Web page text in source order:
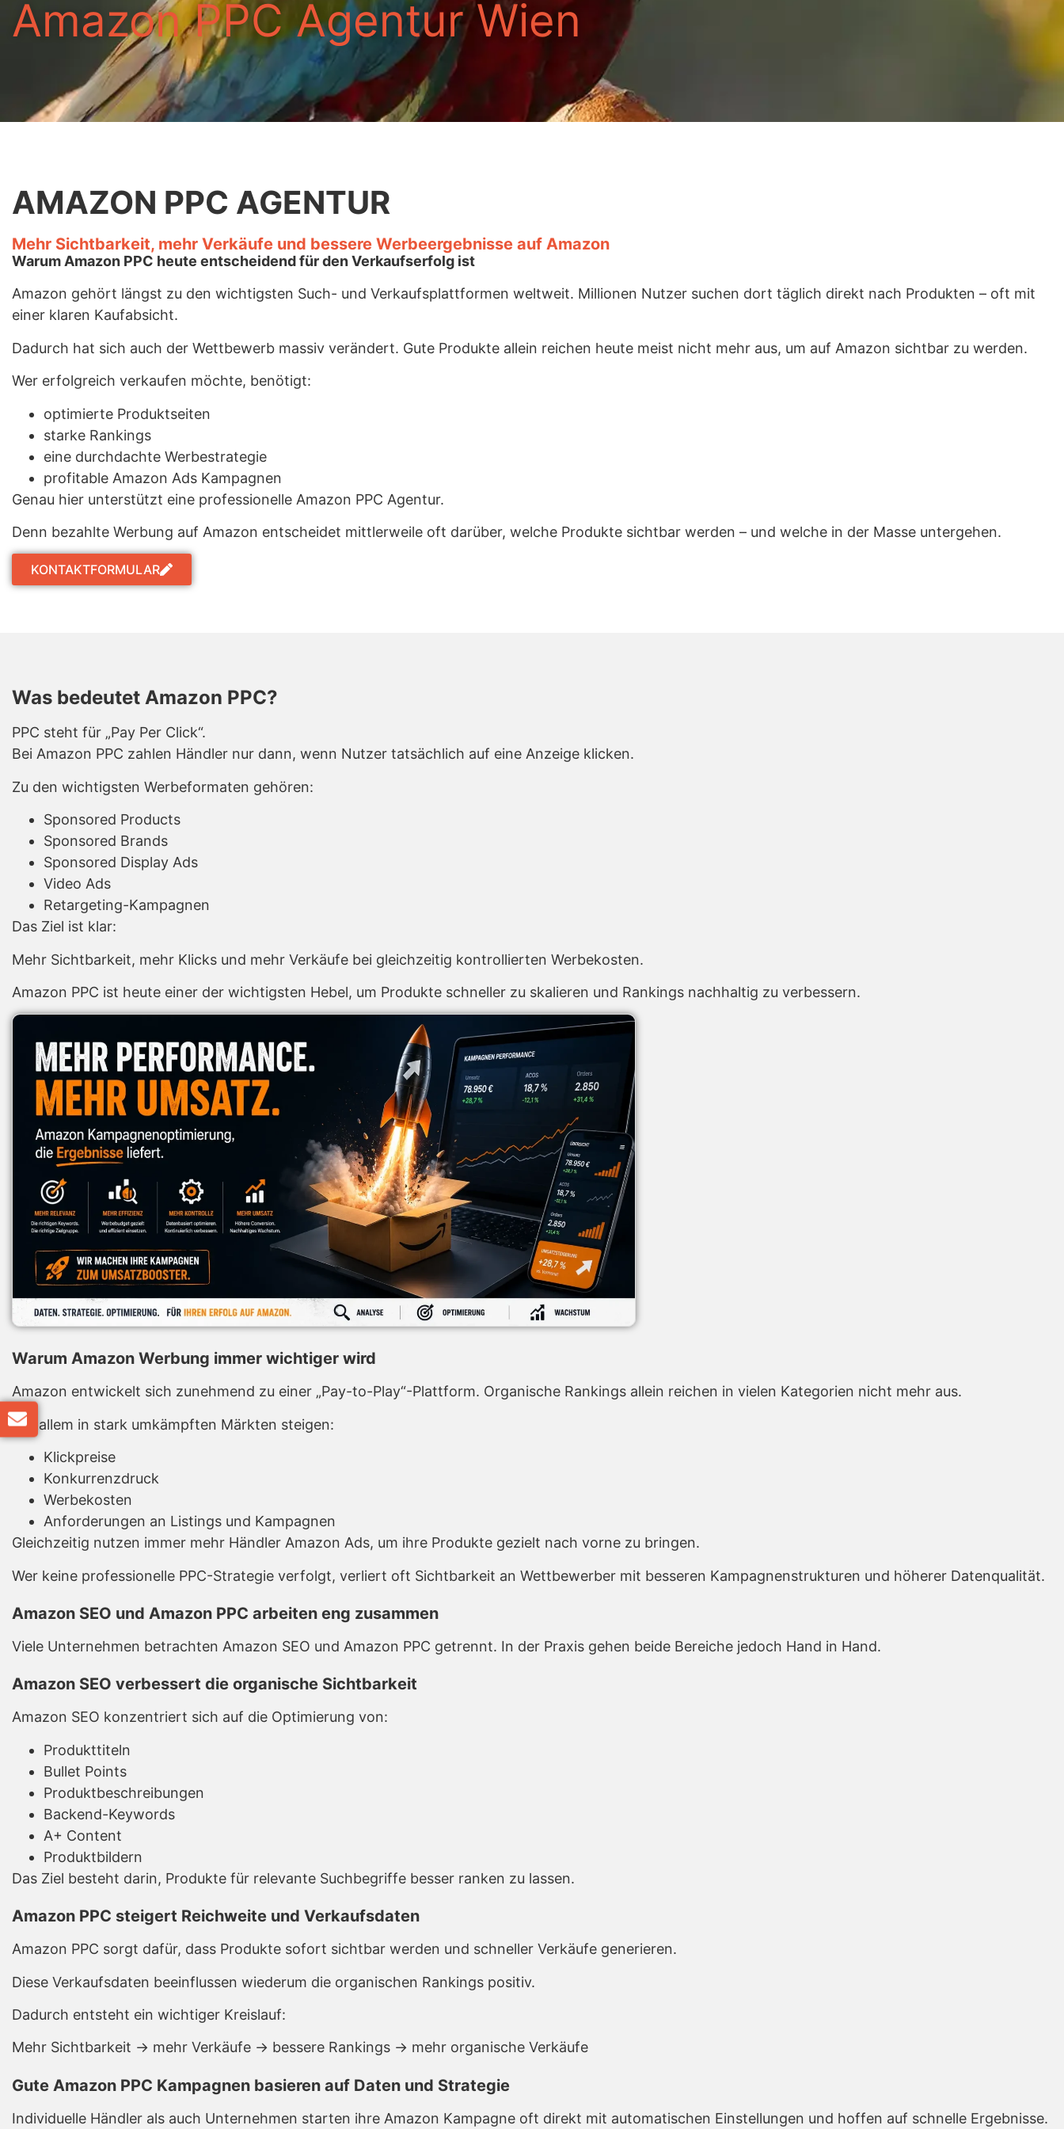
Amazon PPC Agentur Wien
AMAZON PPC AGENTUR
Mehr Sichtbarkeit, mehr Verkäufe und bessere Werbeergebnisse auf Amazon
Warum Amazon PPC heute entscheidend für den Verkaufserfolg ist
Amazon gehört längst zu den wichtigsten Such- und Verkaufsplattformen weltweit. Millionen Nutzer suchen dort täglich direkt nach Produkten – oft mit
einer klaren Kaufabsicht.
Dadurch hat sich auch der Wettbewerb massiv verändert. Gute Produkte allein reichen heute meist nicht mehr aus, um auf Amazon sichtbar zu werden.
Wer erfolgreich verkaufen möchte, benötigt:
optimierte Produktseiten
starke Rankings
eine durchdachte Werbestrategie
profitable Amazon Ads Kampagnen
Genau hier unterstützt eine professionelle Amazon PPC Agentur.
Denn bezahlte Werbung auf Amazon entscheidet mittlerweile oft darüber, welche Produkte sichtbar werden – und welche in der Masse untergehen.
KONTAKTFORMULAR
Was bedeutet Amazon PPC?
PPC steht für „Pay Per Click“.
Bei Amazon PPC zahlen Händler nur dann, wenn Nutzer tatsächlich auf eine Anzeige klicken.
Zu den wichtigsten Werbeformaten gehören:
Sponsored Products
Sponsored Brands
Sponsored Display Ads
Video Ads
Retargeting-Kampagnen
Das Ziel ist klar:
Mehr Sichtbarkeit, mehr Klicks und mehr Verkäufe bei gleichzeitig kontrollierten Werbekosten.
Amazon PPC ist heute einer der wichtigsten Hebel, um Produkte schneller zu skalieren und Rankings nachhaltig zu verbessern.
Warum Amazon Werbung immer wichtiger wird
Amazon entwickelt sich zunehmend zu einer „Pay-to-Play“-Plattform. Organische Rankings allein reichen in vielen Kategorien nicht mehr aus.
Vor allem in stark umkämpften Märkten steigen:
Klickpreise
Konkurrenzdruck
Werbekosten
Anforderungen an Listings und Kampagnen
Gleichzeitig nutzen immer mehr Händler Amazon Ads, um ihre Produkte gezielt nach vorne zu bringen.
Wer keine professionelle PPC-Strategie verfolgt, verliert oft Sichtbarkeit an Wettbewerber mit besseren Kampagnenstrukturen und höherer Datenqualität.
Amazon SEO und Amazon PPC arbeiten eng zusammen
Viele Unternehmen betrachten Amazon SEO und Amazon PPC getrennt. In der Praxis gehen beide Bereiche jedoch Hand in Hand.
Amazon SEO verbessert die organische Sichtbarkeit
Amazon SEO konzentriert sich auf die Optimierung von:
Produkttiteln
Bullet Points
Produktbeschreibungen
Backend-Keywords
A+ Content
Produktbildern
Das Ziel besteht darin, Produkte für relevante Suchbegriffe besser ranken zu lassen.
Amazon PPC steigert Reichweite und Verkaufsdaten
Amazon PPC sorgt dafür, dass Produkte sofort sichtbar werden und schneller Verkäufe generieren.
Diese Verkaufsdaten beeinflussen wiederum die organischen Rankings positiv.
Dadurch entsteht ein wichtiger Kreislauf:
Mehr Sichtbarkeit → mehr Verkäufe → bessere Rankings → mehr organische Verkäufe
Gute Amazon PPC Kampagnen basieren auf Daten und Strategie
Individuelle Händler als auch Unternehmen starten ihre Amazon Kampagne oft direkt mit automatischen Einstellungen und hoffen auf schnelle Ergebnisse.